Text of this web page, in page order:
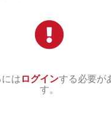
はログインする必要が
す。